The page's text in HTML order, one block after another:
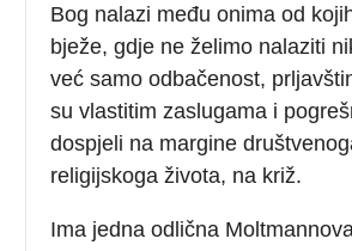
Bog nalazi među onima od
bježe, gdje ne želimo nalaziti
već samo odbačenost,
su vlastitim zaslugama i
dospjeli na margine
religijskoga života, na križ.
Ima jedna odlična